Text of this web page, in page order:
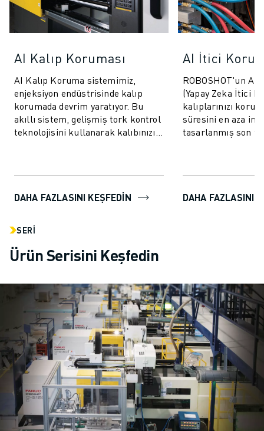
AI Kalıp Koruması
AI Kalıp Koruma sistemimiz,
enjeksiyon endüstrisinde kalıp
korumada devrim yaratıyor. Bu
akıllı sistem, gelişmiş tork kontrol
teknolojisini kullanarak kalıbınızı
DAHA FAZLASINI KEŞFEDİN
AI İtici
ROBOSHOT'un
(Yapay Zeka İtici
kalıplarınızı
süresini en aza
tasarlanmış son
DAHA FAZLASINI
SERI
Ürün Serisini Keşfedin